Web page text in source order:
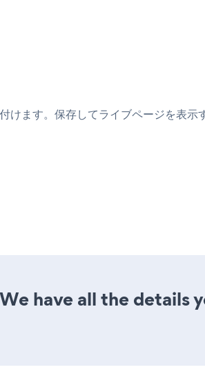
ます。保存してライブページを表示
have all the details